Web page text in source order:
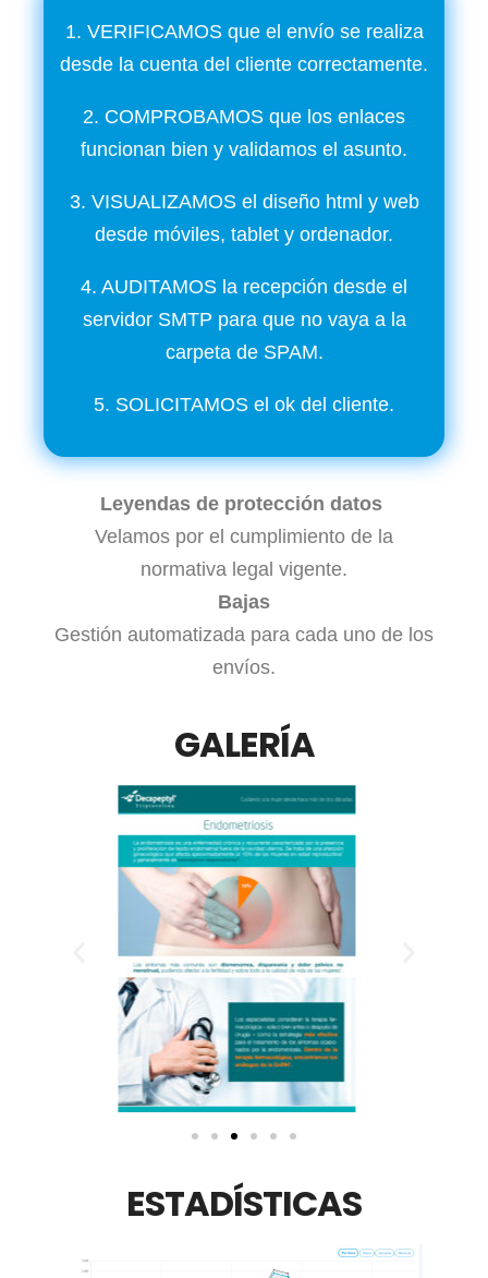
1. VERIFICAMOS que el envío se realiza
desde la cuenta del cliente correctamente.
2. COMPROBAMOS que los enlaces
funcionan bien y validamos el asunto.
3. VISUALIZAMOS el diseño html y web
desde móviles, tablet y ordenador.
4. AUDITAMOS la recepción desde el
servidor SMTP para que no vaya a la
carpeta de SPAM.
5. SOLICITAMOS el ok del cliente.
Leyendas de protección datos
Velamos por el cumplimiento de la
normativa legal vigente.
Bajas
Gestión automatizada para cada uno de los
envíos.
GALERÍA
ESTADÍSTICAS